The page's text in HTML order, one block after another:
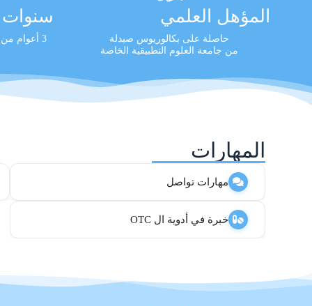
المؤهل العلمي
حاصلة على بكالوريوس صيدلة
من جامعة العلوم التطبيقية الخاصة
سنوات
3 أعوام من الخبرة العملية المثبتة
المهارات
مهارات تواصل
خبرة في أدوية ال OTC